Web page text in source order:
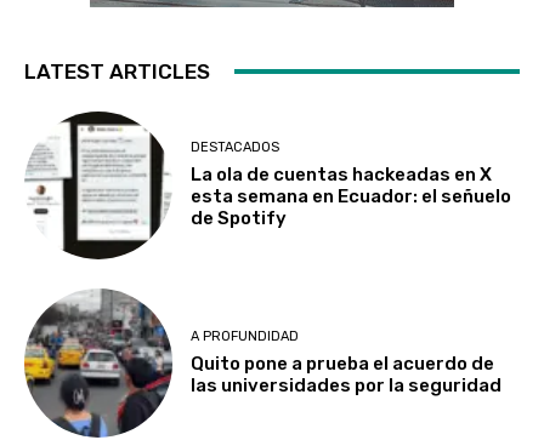
LATEST ARTICLES
DESTACADOS
La ola de cuentas hackeadas en X
esta semana en Ecuador: el señuelo
de Spotify
A PROFUNDIDAD
Quito pone a prueba el acuerdo de
las universidades por la seguridad